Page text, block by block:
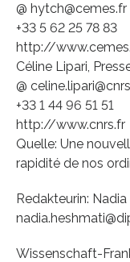
@ hytch@cemes.fr
+33 5 62 25 78 83
http://
Céline Lipari,
@
+33 1 44 96 51 51
http://www.cnrs.fr
Quelle: Une
rapidité de nos
Redakteurin: Nadia
Wissenschaft-